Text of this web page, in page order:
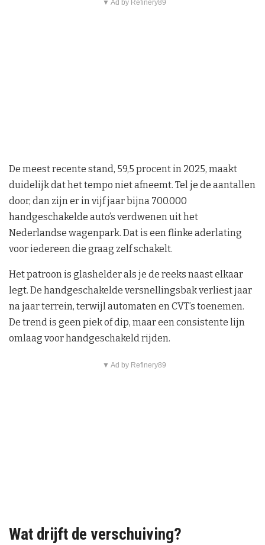
▼ Ad by Refinery89
De meest recente stand, 59,5 procent in 2025, maakt
duidelijk dat het tempo niet afneemt. Tel je de aantallen
door, dan zijn er in vijf jaar bijna 700.000
handgeschakelde auto’s verdwenen uit het
Nederlandse wagenpark. Dat is een flinke aderlating
voor iedereen die graag zelf schakelt.
Het patroon is glashelder als je de reeks naast elkaar
legt. De handgeschakelde versnellingsbak verliest jaar
na jaar terrein, terwijl automaten en CVT’s toenemen.
De trend is geen piek of dip, maar een consistente lijn
omlaag voor handgeschakeld rijden.
▼ Ad by Refinery89
Wat drijft de verschuiving?